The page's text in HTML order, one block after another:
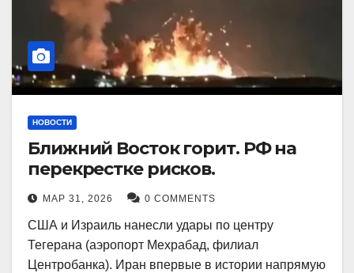
НОВОСТИ
Ближний Восток горит. РФ на
перекрестке рисков.
МАР 31, 2026 0 COMMENTS
США и Израиль нанесли удары по центру
Тегерана (аэропорт Мехрабад, филиал
Центробанка). Иран впервые в истории напрямую